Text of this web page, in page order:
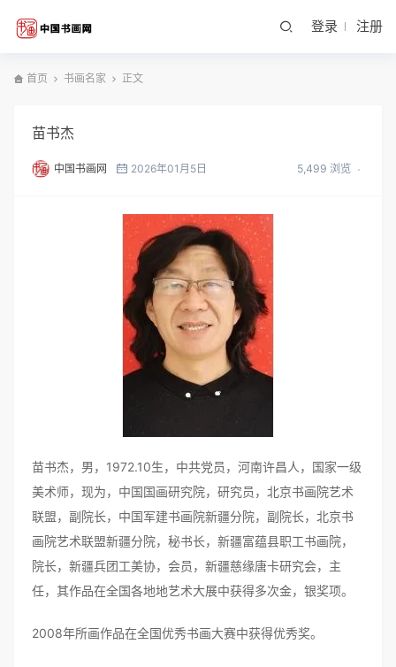
登录 注册
首页 书画名家 正文
苗书杰
中国书画网 2026年01月5日 5,499 浏览
苗书杰，男，1972.10生，中共党员，河南许昌人，国家一级
美术师，现为，中国国画研究院，研究员，北京书画院艺术
联盟，副院长，中国军建书画院新疆分院，副院长，北京书
画院艺术联盟新疆分院，秘书长，新疆富蕴县职工书画院，
院长，新疆兵团工美协，会员，新疆慈缘唐卡研究会，主
任，其作品在全国各地地艺术大展中获得多次金，银奖项。
2008年所画作品在全国优秀书画大赛中获得优秀奖。